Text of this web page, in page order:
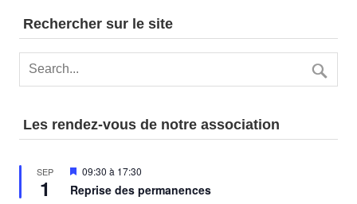
Rechercher sur le site
Les rendez-vous de notre association
SEP
1
Mis
avant
09:30 à 17:30
Reprise des permanences